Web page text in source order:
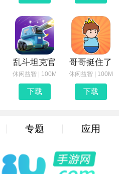
乱斗坦克官
休闲益智 | 100M
下载
哥哥挺住了
休闲益智 | 100M
下载
专题 应用